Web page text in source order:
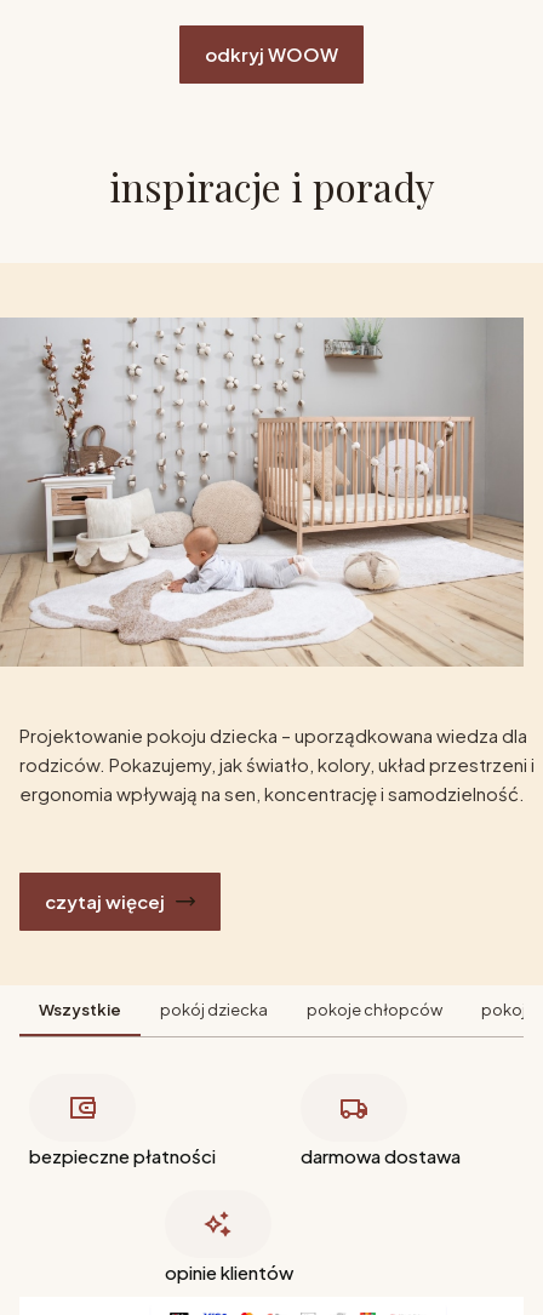
odkryj WOOW
inspiracje i porady
Projektowanie pokoju dziecka – uporządkowana wiedza dla
rodziców. Pokazujemy, jak światło, kolory, układ przestrzeni i
ergonomia wpływają na sen, koncentrację i samodzielność.
czytaj więcej
Wszystkie pokój dziecka pokoje chłopców pokoje
bezpieczne płatności darmowa dostawa
opinie klientów